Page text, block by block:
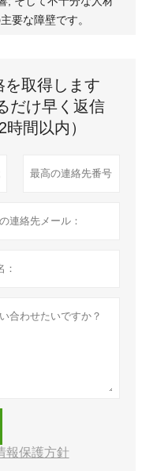
要な障壁です。
を取得します
だけ早く返信
間以内）
報保護方針